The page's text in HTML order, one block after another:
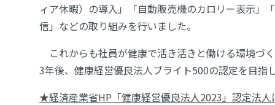
ィア休暇）の導入」「自動販売機のカロリー表示」
信」などの取り組みを行いました。
これからも社員が健康で活き活きと働ける環境づ
3年後、健康経営優良法人ブライト500の認定を目指
★経済産業省HP「健康経営優良法人2023」認定法人